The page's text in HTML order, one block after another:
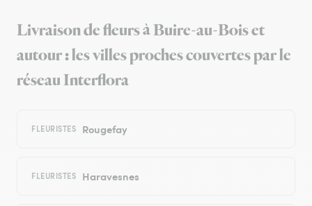
Livraison de fleurs à Buire-au-Bois et
autour : les villes proches couvertes par le
réseau Interflora
FLEURISTES Rougefay
FLEURISTES Haravesnes